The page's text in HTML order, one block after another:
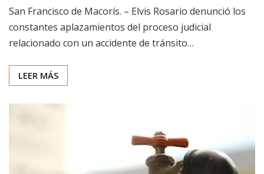
San Francisco de Macorís. – Elvis Rosario denunció los
constantes aplazamientos del proceso judicial
relacionado con un accidente de tránsito…
LEER MÁS